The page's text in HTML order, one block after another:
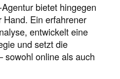
bietet hingegen
Ein erfahrener
entwickelt eine
und setzt die
sowohl online als auch